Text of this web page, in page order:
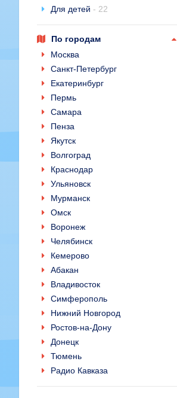
Для детей - 22
По городам
Москва
Санкт-Петербург
Екатеринбург
Пермь
Самара
Пенза
Якутск
Волгоград
Краснодар
Ульяновск
Мурманск
Омск
Воронеж
Челябинск
Кемерово
Абакан
Владивосток
Симферополь
Нижний Новгород
Ростов-на-Дону
Донецк
Тюмень
Радио Кавказа